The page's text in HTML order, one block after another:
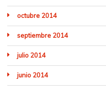
octubre 2014
septiembre 2014
julio 2014
junio 2014